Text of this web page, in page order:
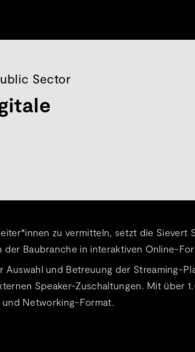
Sector
zu vermitteln, setzt die Sievert
Baubranche in interaktiven Online-
und Betreuung der Streaming-
Speaker-Zuschaltungen. Mit über
und Networking-Format.